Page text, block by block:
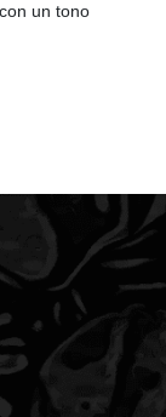
un tono